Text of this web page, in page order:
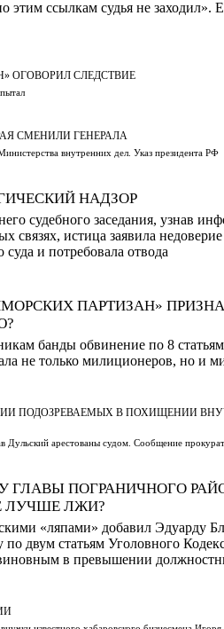
этим ссылкам судья не
ОГОВОРИЛ СЛЕДСТВИЕ
СМЕНИЛИ ГЕНЕРАЛА
внутренних дел. Указ президента РФ
НАДЗОР
судебного заседания, узнав
связях, истица заявила
суда и потребовала отвода
ПАРТИЗАН»
банды обвинение по 8
не только милиционеров, но и
ПОДОЗРЕВАЕМЫХ В ПОХИЩЕНИИ
Дульский арестованы судом. Сообщение
ГЛАВЫ ПОГРАНИЧНОГО
ЛУЧШЕ ЛЖИ?
«ляпами» добавил Эдуарду
по двум статьям Уголовного
в превышении